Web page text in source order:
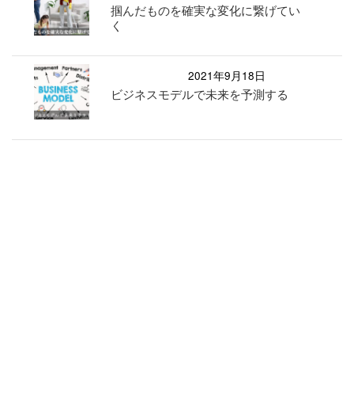
掴んだものを確実な変化に繋げてい
く
2021年9月18日
ビジネスモデルで未来を予測する